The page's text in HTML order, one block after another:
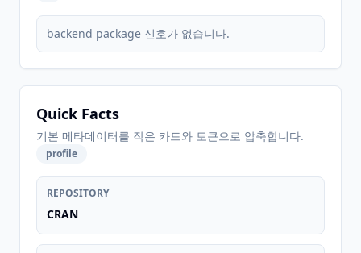
backend package 신호가 없습니다.
Quick Facts
기본 메타데이터를 작은 카드와 토큰으로 압축합니다.
profile
REPOSITORY
CRAN